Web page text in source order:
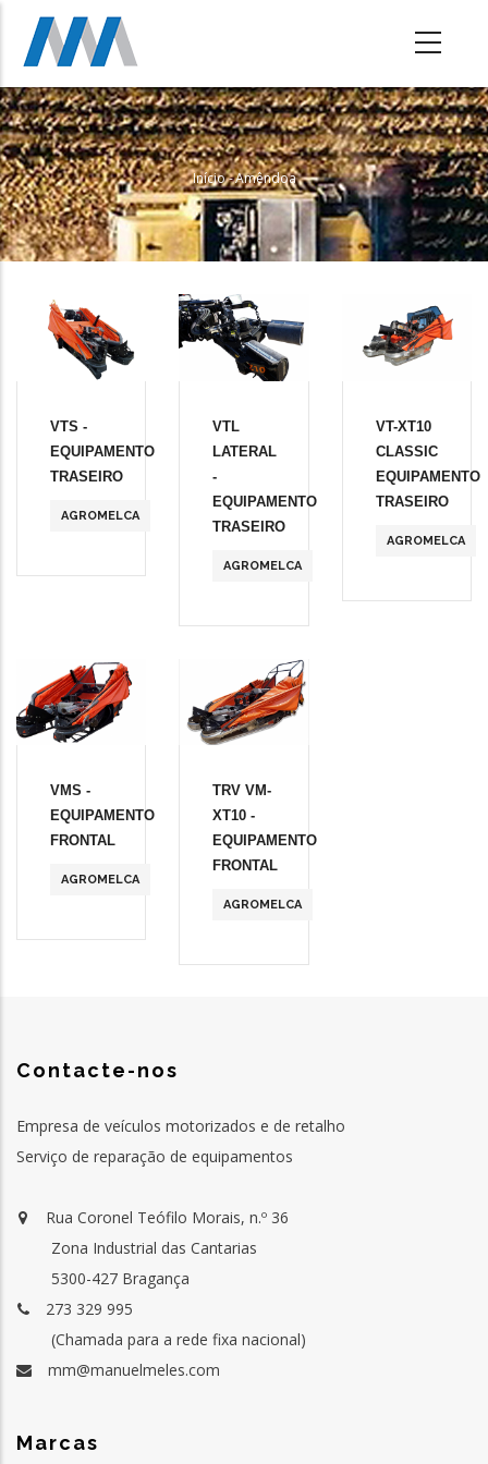
Passar
para
conteúdo
principal
Navegação
Estrutural
Início-Amêndoa
VTS -
EQUIPAMENTO
TRASEIRO
AGROMELCA
VTL
LATERAL
-
EQUIPAMENTO
TRASEIRO
AGROMELCA
VT-XT10
CLASSIC
EQUIPAMENTO
TRASEIRO
AGROMELCA
VMS -
EQUIPAMENTO
FRONTAL
AGROMELCA
TRV VM-
XT10 -
EQUIPAMENTO
FRONTAL
AGROMELCA
Contacte-nos
Empresa de veículos motorizados e de retalho
Serviço de reparação de equipamentos
Rua Coronel Teófilo Morais, n.º 36
Zona Industrial das Cantarias
5300-427 Bragança
273 329 995
(Chamada para a rede fixa nacional)
mm@manuelmeles.com
Marcas